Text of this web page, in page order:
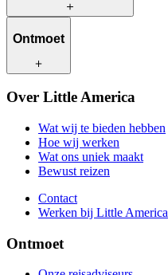
Wat wij te bieden hebben
Wat ons uniek maakt
Contact
Werken bij Little America
Ontmoet
Onze reisadviseurs
Over Little America
Wat wij te bieden hebben
Hoe wij werken
Wat ons uniek maakt
Bewust reizen
Contact
Werken bij Little America
Ontmoet